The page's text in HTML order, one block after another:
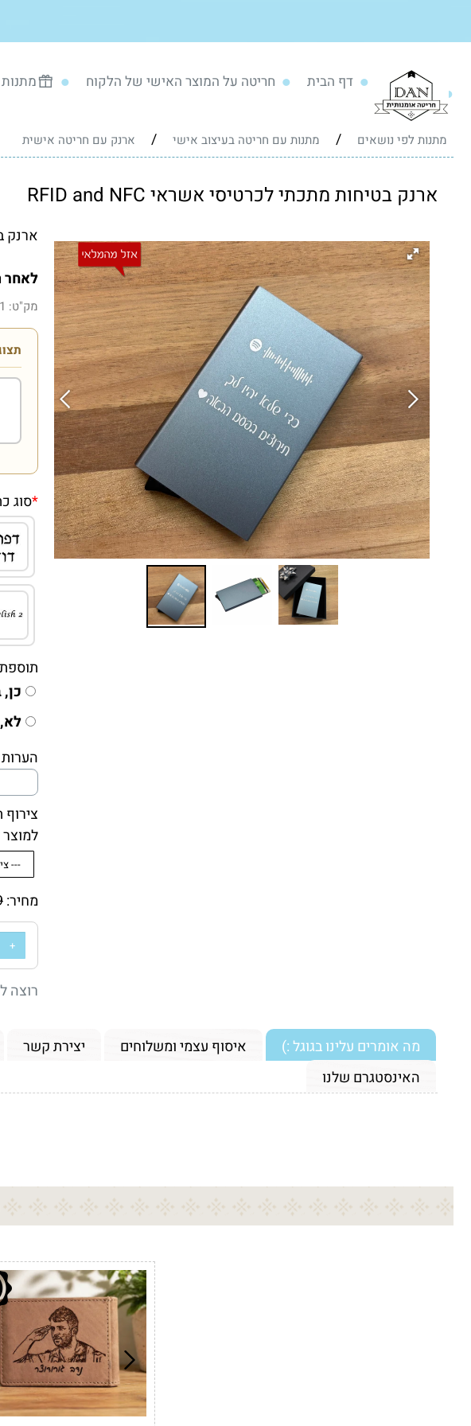
דף הבית חריטה על המוצר האישי של הלקוח
מתנות לפי נושאים / מתנות עם חריטה בעיצוב אישי / ארנק עם חריטה אישית
ארנק בטיחות מתכתי לכרטיסי אשראי RFID and NFC
ארנק
לאחר
מק"ט:
*סוג
מחיר:
רוצה
מה אומרים עלינו בגוגל :) איסוף עצמי ומשלוחים יצירת קשר
האינסטגרם שלנו